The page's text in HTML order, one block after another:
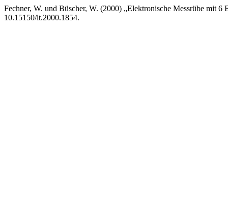
Fechner, W. und Büscher, W. (2000) „Elektronische Messrübe mit 6
10.15150/lt.2000.1854.